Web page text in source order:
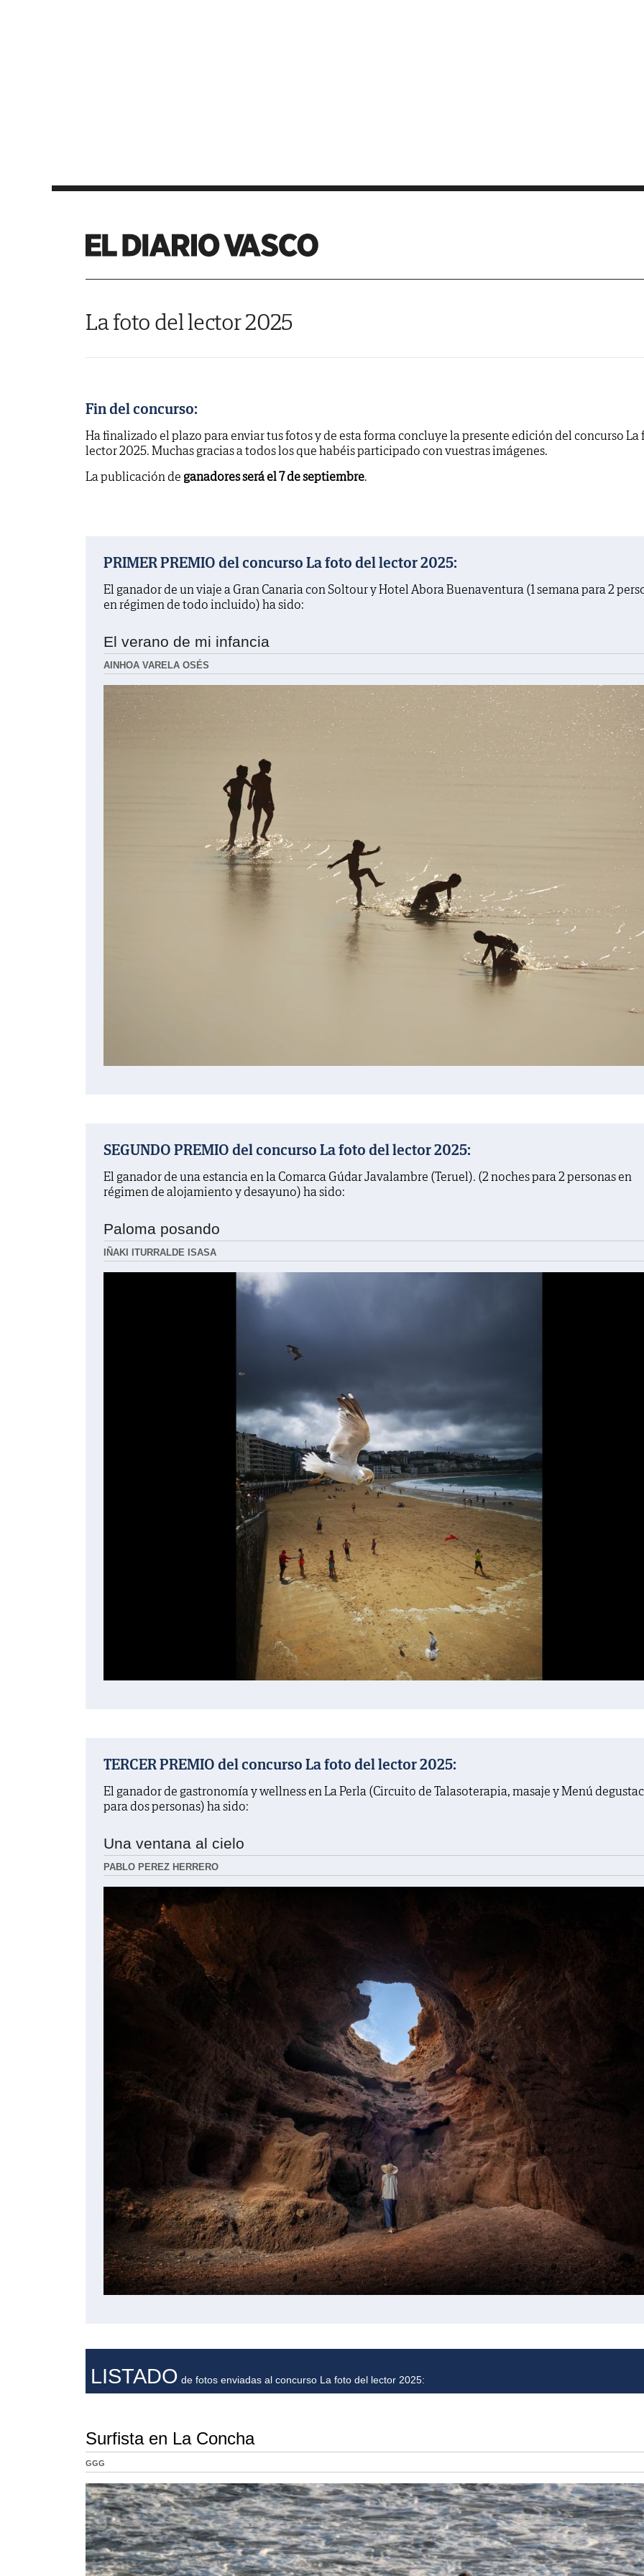
La foto del lector 2025
Fin del concurso:
Ha finalizado el plazo para enviar tus fotos y de esta forma concluye la presente edición del concurso La
lector 2025. Muchas gracias a todos los que habéis participado con vuestras imágenes.
La publicación de ganadores será el 7 de septiembre.
PRIMER PREMIO del concurso La foto del lector 2025:
El ganador de un viaje a Gran Canaria con Soltour y Hotel Abora Buenaventura (1 semana para 2
en régimen de todo incluido) ha sido:
El verano de mi infancia
AINHOA VARELA OSÉS
SEGUNDO PREMIO del concurso La foto del lector 2025:
El ganador de una estancia en la Comarca Gúdar Javalambre (Teruel). (2 noches para 2 personas en
régimen de alojamiento y desayuno) ha sido:
Paloma posando
IÑAKI ITURRALDE ISASA
TERCER PREMIO del concurso La foto del lector 2025:
El ganador de gastronomía y wellness en La Perla (Circuito de Talasoterapia, masaje y Menú
para dos personas) ha sido:
Una ventana al cielo
PABLO PEREZ HERRERO
LISTADO de fotos enviadas al concurso La foto del lector 2025:
Surfista en La Concha
GGG